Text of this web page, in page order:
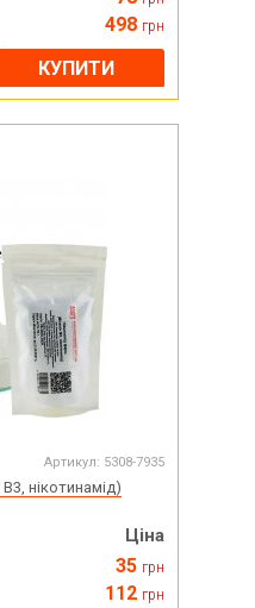
498 грн
КУПИТИ
Артикул: 5308-7935
нікотинамід)
Ціна
35 грн
112 грн